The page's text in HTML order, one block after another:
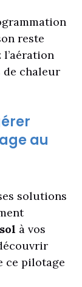
reste
chaleur
au
solutions
à vos
ce pilotage